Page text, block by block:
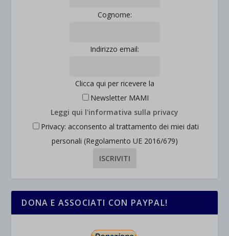
Cognome:
Indirizzo email:
Clicca qui per ricevere la
Newsletter MAMI
Leggi qui l'informativa sulla privacy
Privacy: acconsento al trattamento dei miei dati
personali (Regolamento UE 2016/679)
DONA E ASSOCIATI CON PAYPAL!